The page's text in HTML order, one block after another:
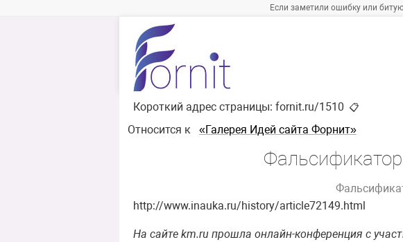
Если заметили ошибку или
Короткий адрес страницы: fornit.ru/1510 📋
Относится к «Галерея Идей сайта Форнит»
http://www.inauka.ru/history/article72149.html
На сайте km.ru прошла онлайн-конференция с